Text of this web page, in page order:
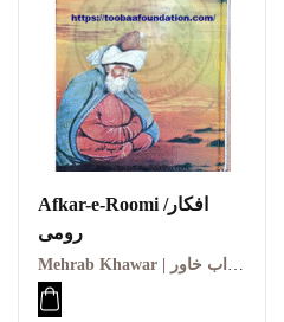
Afkar-e-Roomi /افکار
رومی
Mehrab Khawar | محراب خاور